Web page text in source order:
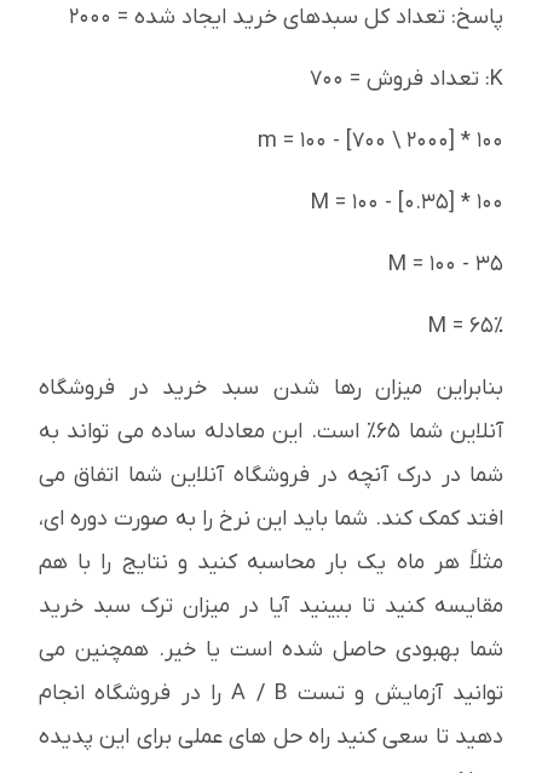
پاسخ: تعداد کل سبدهای خرید ایجاد شده = 2000
K: تعداد فروش = 700
m = 100 - [700 \ 2000] * 100
M = 100 - [0.35] * 100
M = 100 - 35
M = 65٪
بنابراین میزان رها شدن سبد خرید در فروشگاه
آنلاین شما 65٪ است. این معادله ساده می تواند به
شما در درک آنچه در فروشگاه آنلاین شما اتفاق می
افتد کمک کند. شما باید این نرخ را به صورت دوره ای،
مثلاً هر ماه یک بار محاسبه کنید و نتایج را با هم
مقایسه کنید تا ببینید آیا در میزان ترک سبد خرید
شما بهبودی حاصل شده است یا خیر. همچنین می
توانید آزمایش و تست A / B را در فروشگاه انجام
دهید تا سعی کنید راه حل های عملی برای این پدیده